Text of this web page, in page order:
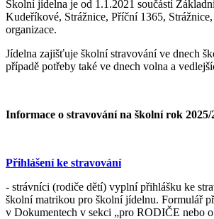
Školní jídelna je od 1.1.2021 součástí
Kudeříkové, Strážnice, Příční 1365,
organizace.
Jídelna zajišťuje školní stravování ve dnech
případě potřeby také ve dnech volna a
Informace o stravování na školní rok 2025/
Přihlášení ke stravování
- strávníci (rodiče dětí) vyplní přihlášku ke
školní matrikou pro školní jídelnu. Formulář
v Dokumentech v sekci „pro RODIČE nebo